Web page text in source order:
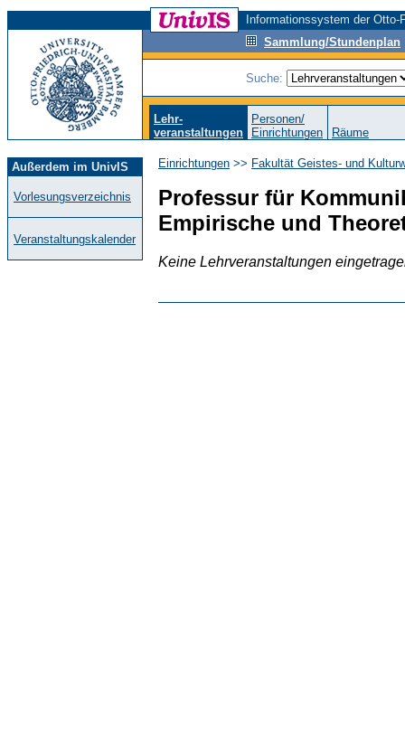
Informationssystem der
Sammlung/Stundenplan
Suche:
Lehr-
veranstaltungen
Personen/
Einrichtungen
Räume
Außerdem im UnivIS
Vorlesungsverzeichnis
Veranstaltungskalender
Einrichtungen >> Fakultät Geistes- und
Professur für
Empirische und
Keine Lehrveranstaltungen